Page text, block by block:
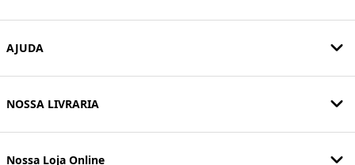
AJUDA
NOSSA LIVRARIA
Nossa Loja Online